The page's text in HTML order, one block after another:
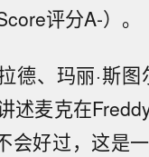
评分A-）。
德、玛丽·斯
述麦克在
会好过，这是